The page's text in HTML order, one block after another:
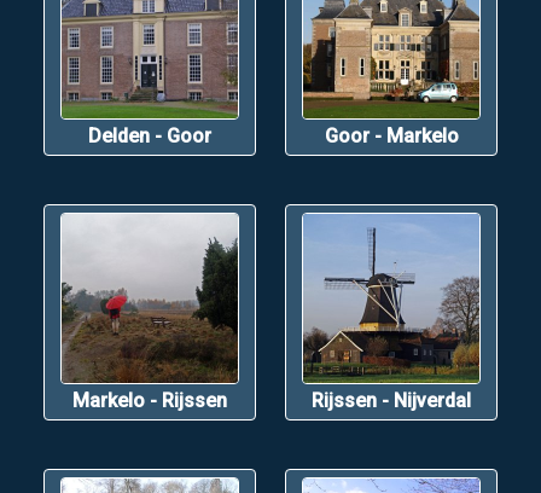
Delden - Goor Goor - Markelo
Markelo - Rijssen Rijssen - Nijverdal